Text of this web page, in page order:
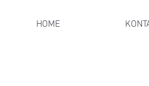
HOME